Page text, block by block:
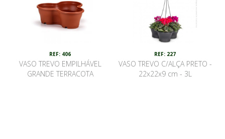
REF: 406
VASO TREVO EMPILHÁVEL
GRANDE TERRACOTA
REF: 227
VASO TREVO C/ALÇA PRETO -
22x22x9 cm - 3L